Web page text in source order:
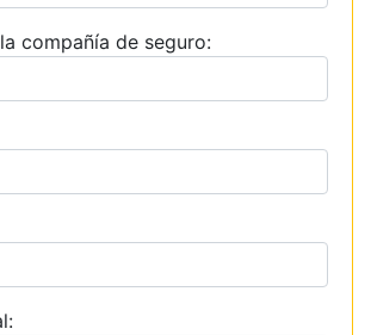
compañía de seguro: